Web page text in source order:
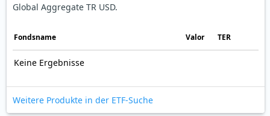
Global Aggregate TR USD.
Fonds­name Valor TER
Keine Ergebnisse
Weitere Produkte in der ETF-Suche